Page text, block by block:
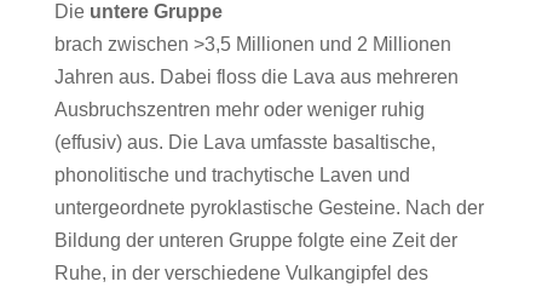
Die untere Gruppe
brach zwischen >3,5 Millionen und 2 Millionen
Jahren aus. Dabei floss die Lava aus mehreren
Ausbruchszentren mehr oder weniger ruhig
(effusiv) aus. Die Lava umfasste basaltische,
phonolitische und trachytische Laven und
untergeordnete pyroklastische Gesteine. Nach der
Bildung der unteren Gruppe folgte eine Zeit der
Ruhe, in der verschiedene Vulkangipfel des